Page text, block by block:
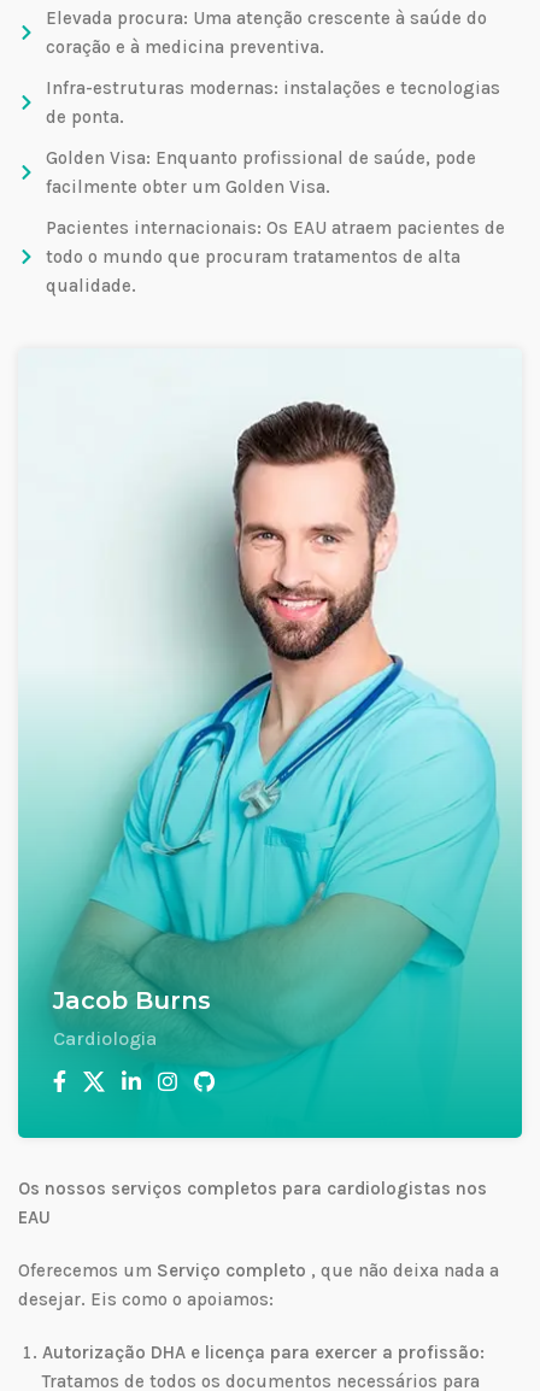
Elevada procura: Uma atenção crescente à saúde do
coração e à medicina preventiva.
Infra-estruturas modernas: instalações e tecnologias
de ponta.
Golden Visa: Enquanto profissional de saúde, pode
facilmente obter um Golden Visa.
Pacientes internacionais: Os EAU atraem pacientes de
todo o mundo que procuram tratamentos de alta
qualidade.
Jacob Burns
Cardiologia
Os nossos serviços completos para cardiologistas nos
EAU
Oferecemos um Serviço completo , que não deixa nada a
desejar. Eis como o apoiamos:
Autorização DHA e licença para exercer a profissão:
Tratamos de todos os documentos necessários para